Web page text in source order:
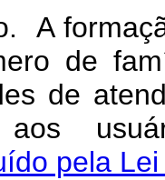
A
de
de
pela